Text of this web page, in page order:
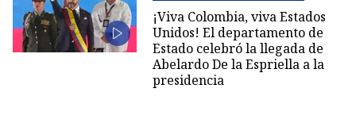
¡Viva Colombia, viva Estados
Unidos! El departamento de
Estado celebró la llegada de
Abelardo De la Espriella a la
presidencia